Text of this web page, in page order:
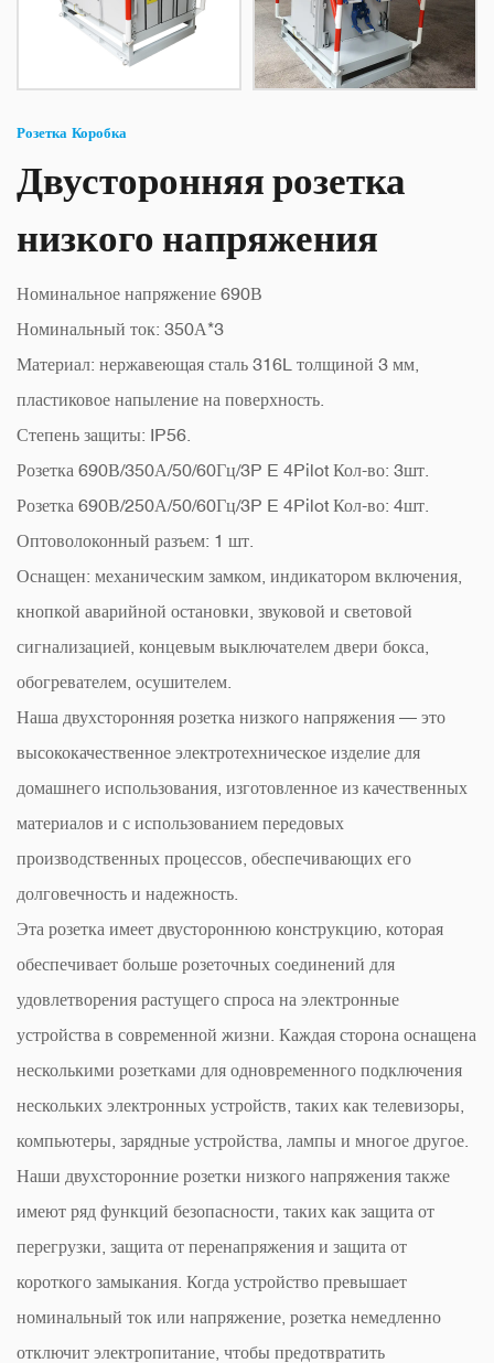
Розетка Коробка
Двусторонняя розетка
низкого напряжения
Номинальное напряжение 690В
Номинальный ток: 350А*3
Материал: нержавеющая сталь 316L толщиной 3 мм,
пластиковое напыление на поверхность.
Степень защиты: IP56.
Розетка 690В/350А/50/60Гц/3P E 4Pilot Кол-во: 3шт.
Розетка 690В/250А/50/60Гц/3P E 4Pilot Кол-во: 4шт.
Оптоволоконный разъем: 1 шт.
Оснащен: механическим замком, индикатором включения,
кнопкой аварийной остановки, звуковой и световой
сигнализацией, концевым выключателем двери бокса,
обогревателем, осушителем.
Наша двухсторонняя розетка низкого напряжения — это
высококачественное электротехническое изделие для
домашнего использования, изготовленное из качественных
материалов и с использованием передовых
производственных процессов, обеспечивающих его
долговечность и надежность.
Эта розетка имеет двустороннюю конструкцию, которая
обеспечивает больше розеточных соединений для
удовлетворения растущего спроса на электронные
устройства в современной жизни. Каждая сторона оснащена
несколькими розетками для одновременного подключения
нескольких электронных устройств, таких как телевизоры,
компьютеры, зарядные устройства, лампы и многое другое.
Наши двухсторонние розетки низкого напряжения также
имеют ряд функций безопасности, таких как защита от
перегрузки, защита от перенапряжения и защита от
короткого замыкания. Когда устройство превышает
номинальный ток или напряжение, розетка немедленно
отключит электропитание, чтобы предотвратить